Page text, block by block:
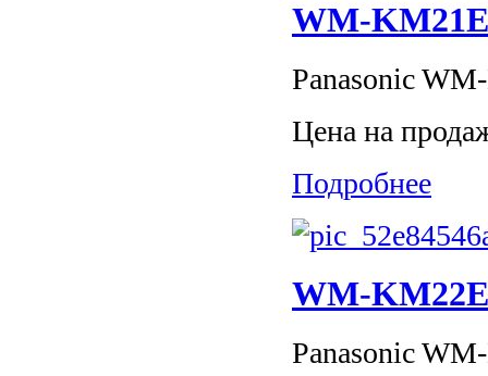
WM-
Panasonic
Цена на
Подробнее
WM-
Panasonic